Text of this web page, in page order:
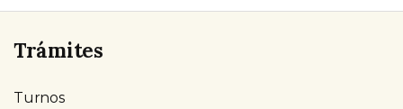
Trámites
Turnos